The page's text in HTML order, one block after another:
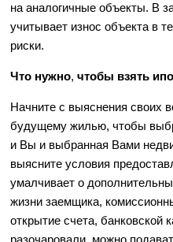
на аналогичные объекты. В
учитывает износ объекта в
риски.
Что нужно,чтобы взять
Начните с выяснения своих
будущему жилью, чтобы
и Вы и выбранная Вами
выясните условия
умалчивает о
жизни заемщика,
открытие счета, банковской
разочаровали, можно